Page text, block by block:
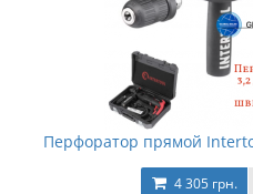
Перфоратор прямой
4 305 грн.